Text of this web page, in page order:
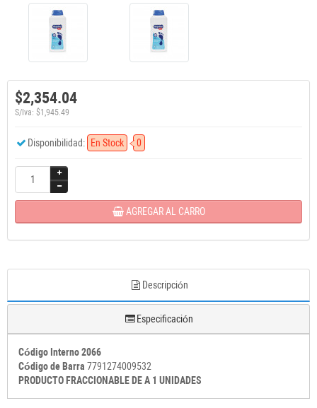
$2,354.04
S/Iva: $1,945.49
Disponibilidad: En Stock 0
AGREGAR AL CARRO
Descripción
Especificación
Código Interno 2066
Código de Barra 7791274009532
PRODUCTO FRACCIONABLE DE A 1 UNIDADES